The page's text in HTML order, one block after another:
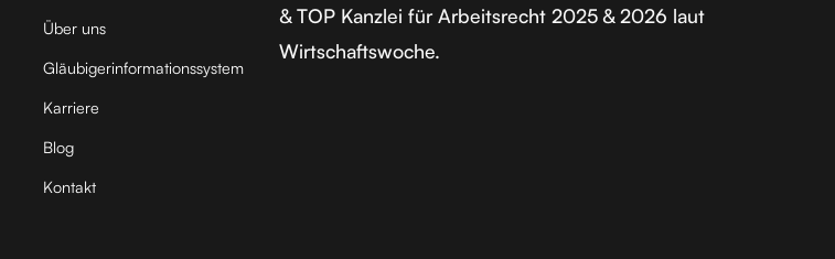
Über uns
Gläubiger­informationssystem
Karriere
Blog
Kontakt
& TOP Kanzlei für Arbeitsrecht 2025 & 2026 laut
Wirtschaftswoche.